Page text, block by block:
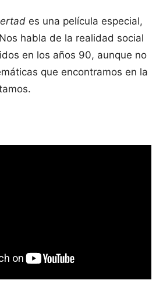
es una película especial,
habla de la realidad social
en los años 90, aunque no
que encontramos en la